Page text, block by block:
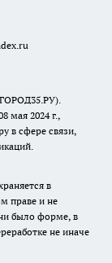
мая 2024 г.,
в сфере связи,
в
праве и не
было форме, в
не иначе